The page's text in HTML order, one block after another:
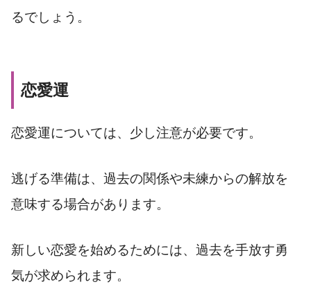
るでしょう。
恋愛運
恋愛運については、少し注意が必要です。
逃げる準備は、過去の関係や未練からの解放を
意味する場合があります。
新しい恋愛を始めるためには、過去を手放す勇
気が求められます。